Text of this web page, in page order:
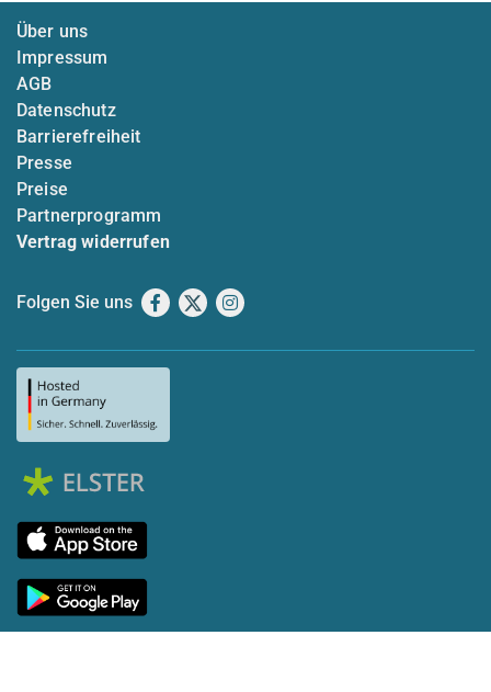
Über uns
Impressum
AGB
Datenschutz
Barrierefreiheit
Presse
Preise
Partnerprogramm
Vertrag widerrufen
Folgen Sie uns Facebook
X Instagram